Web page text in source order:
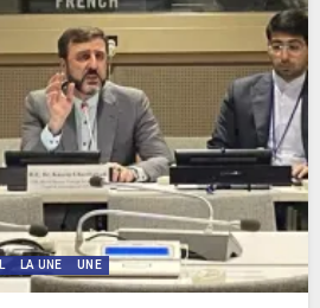
LA UNE UNE